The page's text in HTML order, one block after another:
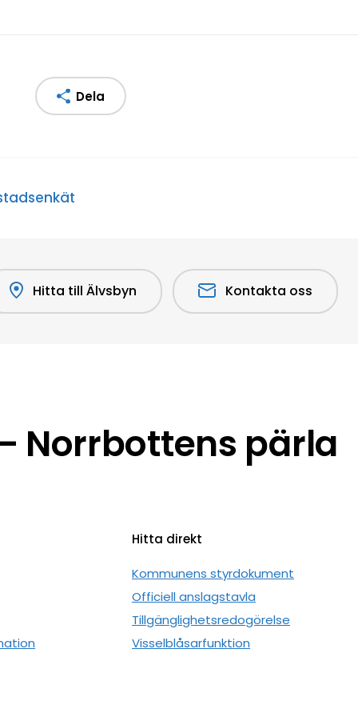
Dela
Hitta till Älvsbyn Kontakta oss
Norrbottens pärla
Hitta direkt
Kommunens styrdokument
Officiell anslagstavla
Tillgänglighetsredogörelse
Visselblåsarfunktion